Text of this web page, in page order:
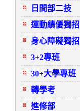
日間部二技
運動績優獨招
身心障礙獨招
3+2專班
30+大學專班
轉學考
進修部